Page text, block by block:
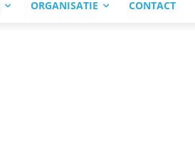
ORGANISATIE CONTACT